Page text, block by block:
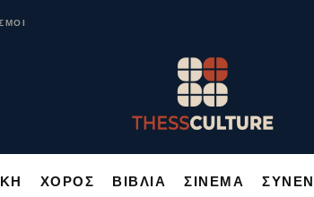
ΧΟΡΟΣ ΒΙΒΛΙΑ ΣΙΝΕΜΑ